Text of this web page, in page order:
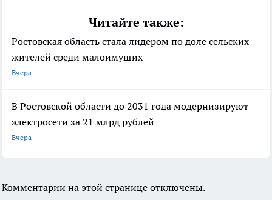
Читайте также:
Ростовская область стала лидером по доле сельских
жителей среди малоимущих
Вчера
В Ростовской области до 2031 года модернизируют
электросети за 21 млрд рублей
Вчера
Комментарии на этой странице отключены.